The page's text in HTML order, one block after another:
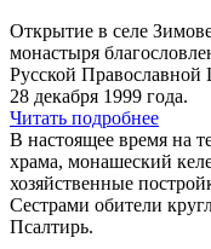
Открытие в селе
монастыря
Русской
28 декабря 1999 года.
Читать подробнее
В настоящее время на
храма, монашеский
хозяйственные
Сестрами обители
Псалтирь.